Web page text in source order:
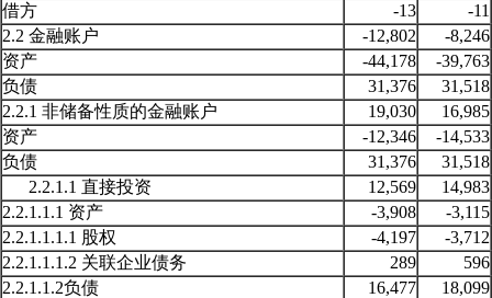
借方
-13
-11
2.2 金融账户
-12,802
-8,246
资产
-44,178
-39,763
负债
31,376
31,518
2.2.1 非储备性质的金融账户
19,030
16,985
资产
-12,346
-14,533
负债
31,376
31,518
2.2.1.1 直接投资
12,569
14,983
2.2.1.1.1 资产
-3,908
-3,115
2.2.1.1.1.1 股权
-4,197
-3,712
2.2.1.1.1.2 关联企业债务
289
596
2.2.1.1.2负债
16,477
18,099